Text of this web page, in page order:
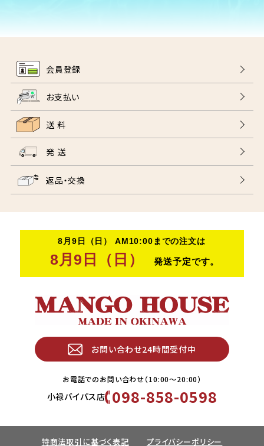
会員登録
お支払い
送 料
発 送
返品・交換
お問い合わせ24時間受付中
お電話でのお問い合わせ（10:00〜20:00）
小禄バイパス店 098-858-0598
特商法取引に基づく表記 プライバシーポリシー